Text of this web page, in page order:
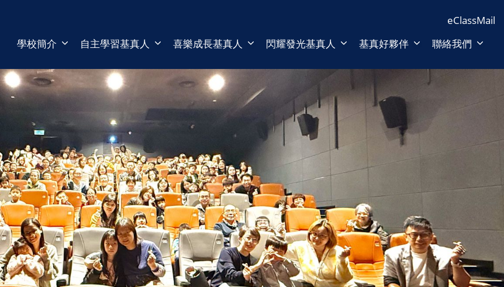
eClassMail
學校簡介
自主學習基真人 喜樂成長基真人 閃耀發光基真人 基真好夥伴 聯絡我們